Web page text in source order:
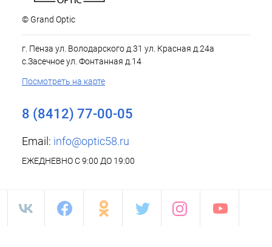
© Grand Optic
г. Пенза ул. Володарского д.31 ул. Красная д.24а
с.Засечное ул. Фонтанная д.14
Посмотреть на карте
8 (8412) 77-00-05
Email: info@optic58.ru
ЕЖЕДНЕВНО С 9:00 ДО 19:00